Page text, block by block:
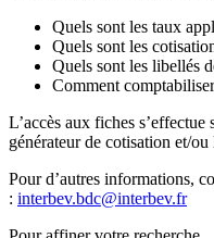
Quels sont les taux
Quels sont les
Quels sont les libellés
Comment
L’accès aux fiches
générateur de cotisation et/
Pour d’autres informations,
: interbev.bdc@interbev.fr